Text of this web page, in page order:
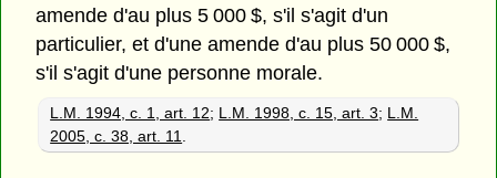
amende d'au plus 5 000 $, s'il s'agit d'un
particulier, et d'une amende d'au plus 50 000 $,
s'il s'agit d'une personne morale.
L.M. 1994, c. 1, art. 12; L.M. 1998, c. 15, art. 3; L.M.
2005, c. 38, art. 11